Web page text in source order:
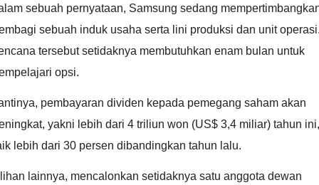
sebuah pernyataan, Samsung sedang
sebuah induk usaha serta lini produksi dan unit
tersebut setidaknya membutuhkan enam bulan untuk
opsi.
pembayaran dividen kepada pemegang saham akan
yakni lebih dari 4 triliun won (US$ 3,4 miliar) tahun ini,
lebih dari 30 persen dibandingkan tahun lalu.
lainnya, mencalonkan setidaknya satu anggota dewan